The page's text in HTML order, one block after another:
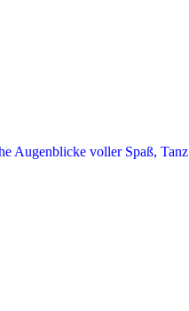
Augenblicke voller Spaß,